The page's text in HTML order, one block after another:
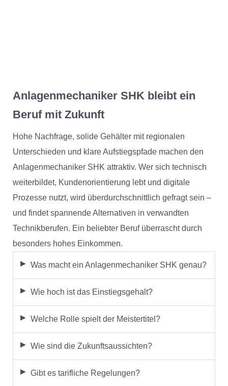
Anlagenmechaniker SHK bleibt ein
Beruf mit Zukunft
Hohe Nachfrage, solide Gehälter mit regionalen
Unterschieden und klare Aufstiegspfade machen den
Anlagenmechaniker SHK attraktiv. Wer sich technisch
weiterbildet, Kundenorientierung lebt und digitale
Prozesse nutzt, wird überdurchschnittlich gefragt sein –
und findet spannende Alternativen in verwandten
Technikberufen. Ein beliebter Beruf überrascht durch
besonders hohes Einkommen.
Was macht ein Anlagenmechaniker SHK genau?
Wie hoch ist das Einstiegsgehalt?
Welche Rolle spielt der Meistertitel?
Wie sind die Zukunftsaussichten?
Gibt es tarifliche Regelungen?